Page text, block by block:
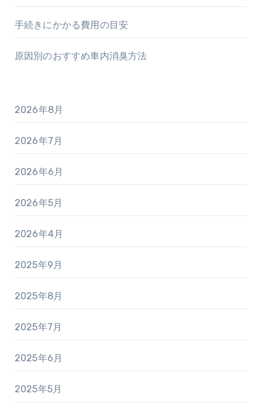
手続きにかかる費用の目安
原因別のおすすめ車内消臭方法
2026年8月
2026年7月
2026年6月
2026年5月
2026年4月
2025年9月
2025年8月
2025年7月
2025年6月
2025年5月